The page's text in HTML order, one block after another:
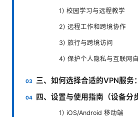
1) 校园学习与远程教学
2) 远程工作和跨境协作
3) 旅行与跨境访问
4) 保护个人隐私与互联网
三、如何选择合适的VPN服务
四、设置与使用指南（设备分
1) iOS/Android 移动端